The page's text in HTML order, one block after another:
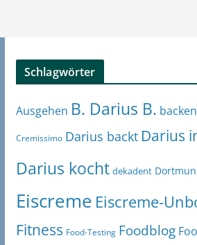
Schlagwörter
Ausgehen B. Darius B. backen
Cremissimo Darius backt Darius
Darius kocht dekadent
Eiscreme Eiscreme-
Fitness Food-Testing Foodblog